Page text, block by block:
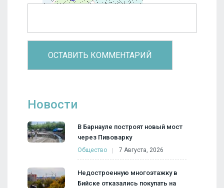
Новости
В Барнауле построят новый мост
через Пивоварку
Общество 7 Августа, 2026
Недостроенную многоэтажку в
Бийске отказались покупать на